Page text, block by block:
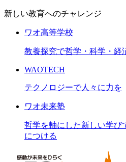
新しい教育へのチャレンジ
ワオ高等学校
教養探究で哲学・科学・経
WAOTECH
テクノロジーで人々に力を
ワオ未来塾
哲学を軸にした新しい学び
につける